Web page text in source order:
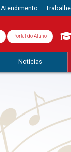
Atendimento
Portal do Aluno
Notícias